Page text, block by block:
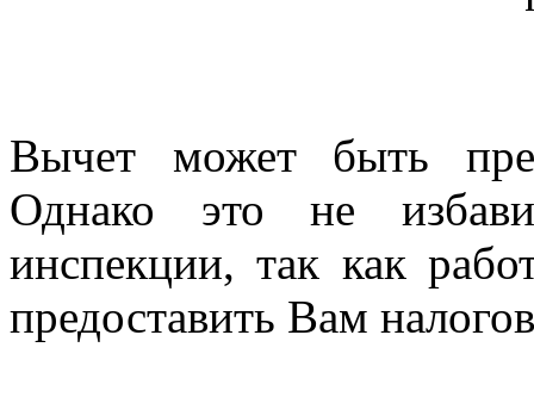
Вычет может быть
Однако это не
инспекции, так как
предоставить Вам